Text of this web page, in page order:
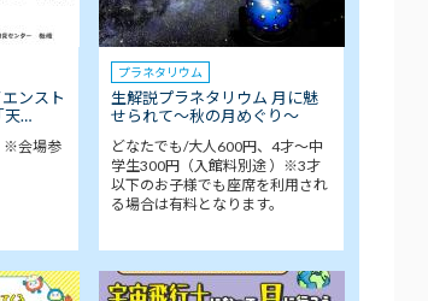
ンスト
天…
※会場参
プラネタリウム
生解説プラネタリウム 月に魅
せられて～秋の月めぐり～
どなたでも/大人600円、4才～中
学生300円（入館料別途 ）※3才
以下のお子様でも座席を利用され
る場合は有料となります。